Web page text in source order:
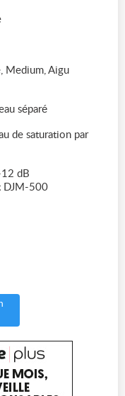
Medium, Aigu
séparé
de saturation par
dB
DJM-500